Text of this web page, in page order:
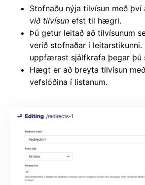
Stofnaðu nýja tilvísun með því
við tilvísun efst til hægri.
Þú getur leitað að tilvísunum
verið stofnaðar í leitarstikunni.
uppfærast sjálfkrafa þegar þú
Hægt er að breyta tilvísun
vefslóðina í listanum.